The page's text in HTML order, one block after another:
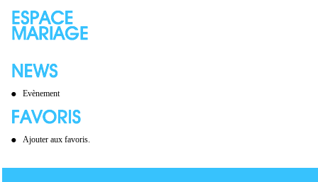
Evènement
Ajouter aux favoris.